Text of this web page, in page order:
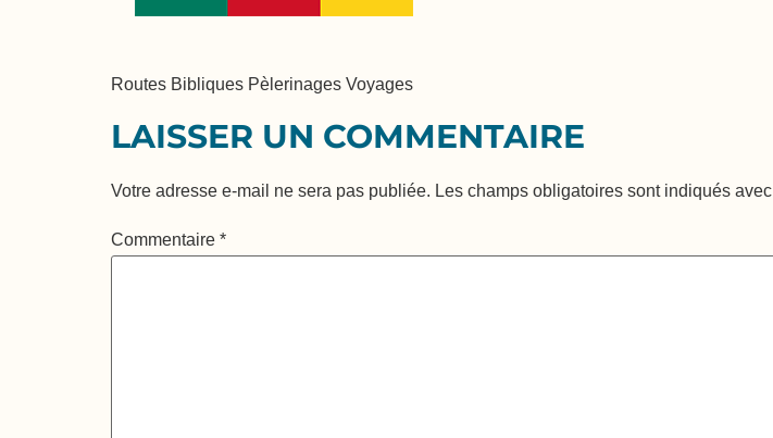
Routes Bibliques Pèlerinages Voyages
LAISSER UN COMMENTAIRE
Votre adresse e-mail ne sera pas publiée. Les champs obligatoires sont indiqués avec
Commentaire *